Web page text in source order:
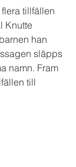
tillfällen
Knutte
han
släpps
namn. Fram
till